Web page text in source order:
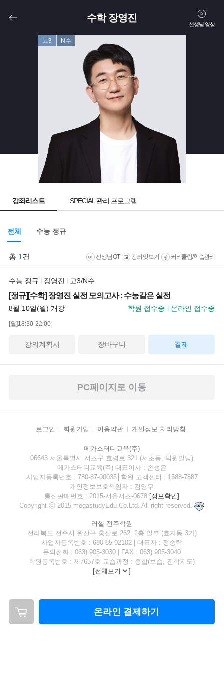
수학 장영진
선생님 영상
고3 N수
강좌리스트 SPECIAL 관리 프로그램
전체 수능 정규
총 1건 선생님 OT 강좌 맛보기 커리큘럼/학습관리
수능 정규 장영진 고3/N수
[정규][수학] 장영진 실전 모의고사 : 수능같은 실전
8월 10일(월) 개강 학원 접수중 온라인 접수중
[월]18:30-22:00
강의계획서 장바구니 결제
PC페이지로 이동
로그인 회원가입 이용약관 개인정보 처리방침
메가스터디교육(주)
06643 서울특별시 서초구 효령로 321 (서초동, 덕원빌딩)
메가스터디교육(주) 대표이사 : 손성은
사업자등록번호 : 780-87-00035│학원 고객센터 : 1588-7887
개인정보보호책임자 : 김영무
통신판매번호 : 2015-서울서초-0678 [정보확인]
Copyright ⓒ 2015 megastudyEdu.Co.Ltd. All right reserved.
러셀 전주학원
전라북도 전주시 완산구 홍산로 262, 2층 일부 (효자동 3가)
사업자등록번호 : 680-85-02102 | 대표자 : 정승락
문의전화 : 063) 905-3030 | FAX : 063) 905-3040
학원등록번호 : 제7657호 교습과정 : 종합(보습, 진학지도)
[전체보기 ]
온라인 결제하기